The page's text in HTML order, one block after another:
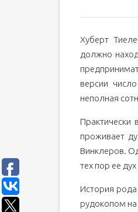
Хуберт
должно
версии
неполная
проживает
Винклеров.
тех пор ее
История
рудокопом